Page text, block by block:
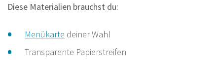
Diese Materialien brauchst du:
Menükarte deiner Wahl
Transparente Papierstreifen